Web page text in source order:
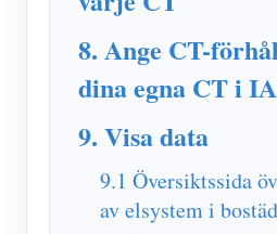
Fabrikens
Handledningsvideo
FAQ
Nyheter
Bloggar
Belöningsprogram
8. Ange CT-
dina egna CT i
9. Visa data
9.1 Översiktssida
av elsystem i